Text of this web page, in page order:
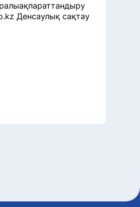
Денсаулық сақтау